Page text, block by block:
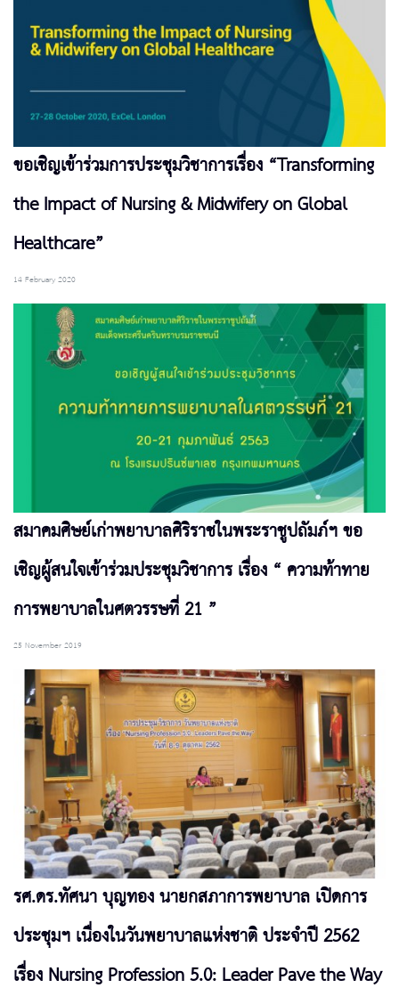
ขอเชิญเข้าร่วมการประชุมวิชาการเรื่อง “Transforming
the Impact of Nursing & Midwifery on Global
Healthcare”
14 February 2020
สมาคมศิษย์เก่าพยาบาลศิริราชในพระราชูปถัมภ์ฯ ขอ
เชิญผู้สนใจเข้าร่วมประชุมวิชาการ เรื่อง “ ความท้าทาย
การพยาบาลในศตวรรษที่ 21 ”
25 November 2019
รศ.ดร.ทัศนา บุญทอง นายกสภาการพยาบาล เปิดการ
ประชุมฯ เนื่องในวันพยาบาลแห่งชาติ ประจำปี 2562
เรื่อง Nursing Profession 5.0: Leader Pave the Way